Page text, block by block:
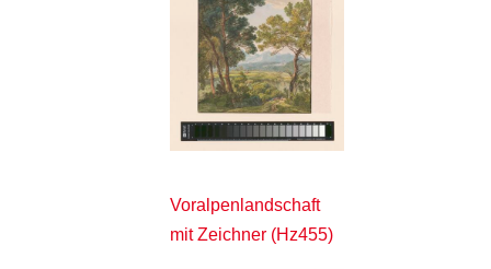
Voralpenlandschaft
mit Zeichner (Hz455)